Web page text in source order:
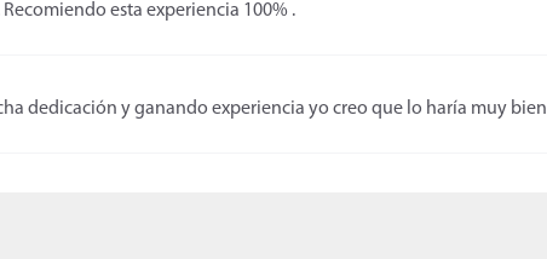
esta experiencia 100% .
dedicación y ganando experiencia yo creo que lo haría muy bien